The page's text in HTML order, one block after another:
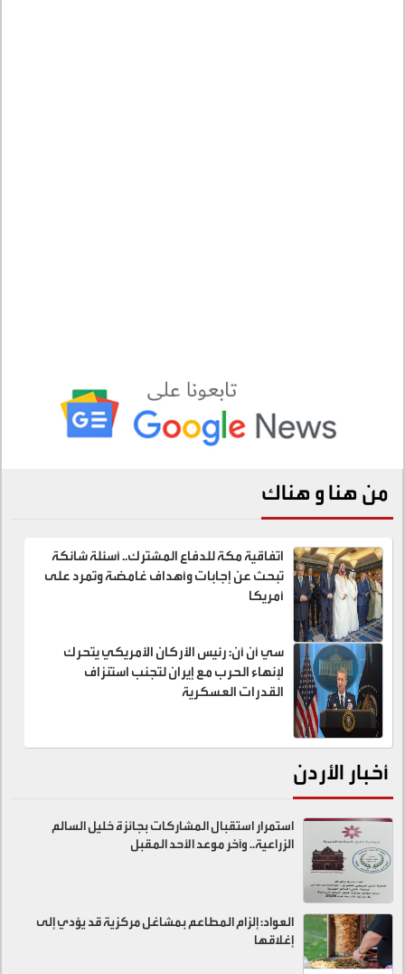
من هنا و هناك
اتفاقية مكة للدفاع المشترك.. أسئلة شائكة
تبحث عن إجابات وأهداف غامضة وتمرد على
أمريكا
سي أن أن: رئيس الأركان الأمريكي يتحرك
لإنهاء الحرب مع إيران لتجنب استنزاف
القدرات العسكرية
أخبار الأردن
استمرار استقبال المشاركات بجائزة خليل السالم
الزراعية.. وآخر موعد الأحد المقبل
العواد: إلزام المطاعم بمشاغل مركزية قد يؤدي إلى
إغلاقها